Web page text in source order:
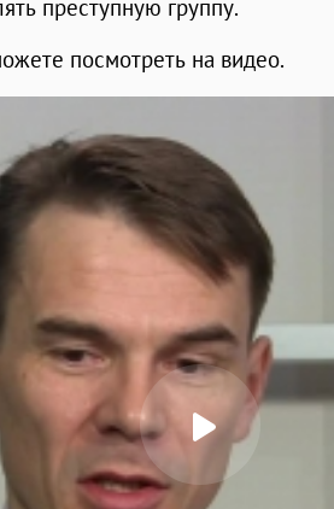
преступную группу.
посмотреть на видео.